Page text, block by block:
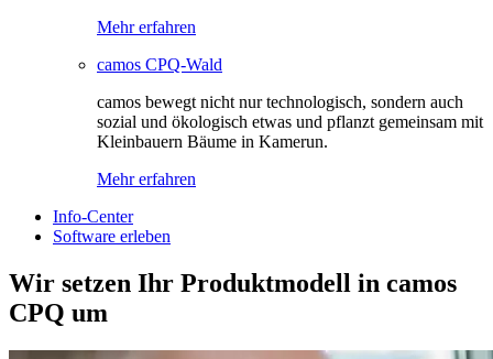
Mehr erfahren
camos CPQ-Wald
camos bewegt nicht nur technologisch, sondern auch
sozial und ökologisch etwas und pflanzt gemeinsam mit
Kleinbauern Bäume in Kamerun.
Mehr erfahren
Info-Center
Software erleben
Wir setzen Ihr Produktmodell in camos
CPQ um